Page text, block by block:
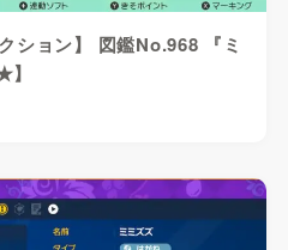
ション】 図鑑No.968 『ミ